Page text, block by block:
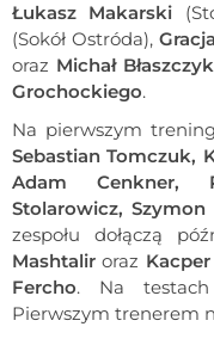
Łukasz Makarski
(Sokół Ostróda),
oraz Michał Błaszczyk
Grochockiego.
Na pierwszym
Sebastian Tomczuk,
Adam Cenkner,
Stolarowicz,
zespołu dołączą
Mashtalir oraz
Fercho. Na
Pierwszym trenerem